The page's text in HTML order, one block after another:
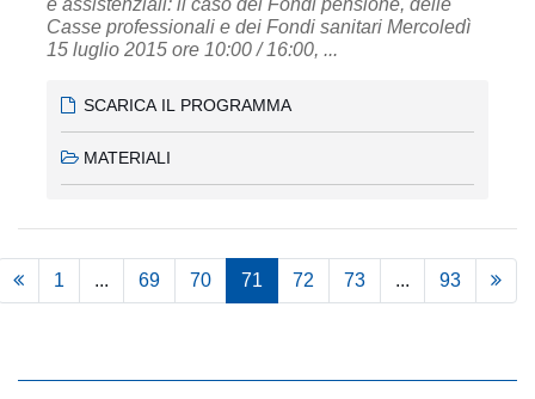
e assistenziali: il caso dei Fondi pensione, delle
Casse professionali e dei Fondi sanitari Mercoledì
15 luglio 2015 ore 10:00 / 16:00, ...
SCARICA IL PROGRAMMA
MATERIALI
1 ... 69 70 71 72 73 ... 93